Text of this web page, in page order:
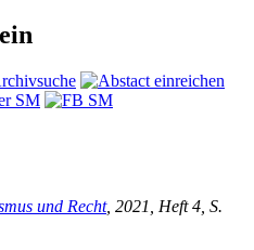
und Recht, 2021, Heft 4, S.